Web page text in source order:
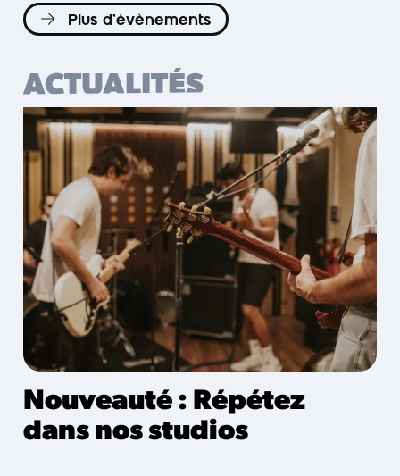
Plus d’évènements
ACTUALITÉS
Nouveauté : Répétez
dans nos studios